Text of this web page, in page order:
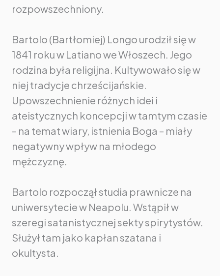
rozpowszechniony.
Bartolo (Bartłomiej) Longo urodził się w
1841 roku w Latiano we Włoszech. Jego
rodzina była religijna. Kultywowało się w
niej tradycje chrześcijańskie.
Upowszechnienie różnych idei i
ateistycznych koncepcji w tamtym czasie
– na temat wiary, istnienia Boga – miały
negatywny wpływ na młodego
mężczyznę.
Bartolo rozpoczął studia prawnicze na
uniwersytecie w Neapolu. Wstąpił w
szeregi satanistycznej sekty spirytystów.
Służył tam jako kapłan szatana i
okultysta.